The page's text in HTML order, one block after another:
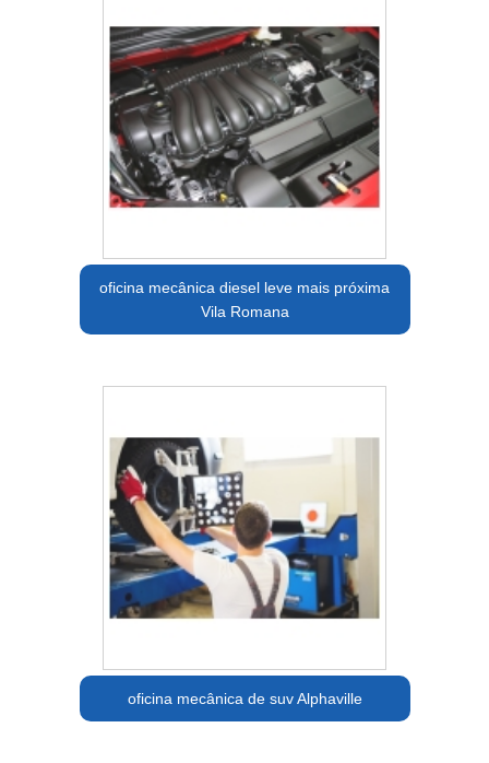
oficina mecânica diesel leve mais próxima
Vila Romana
oficina mecânica de suv Alphaville